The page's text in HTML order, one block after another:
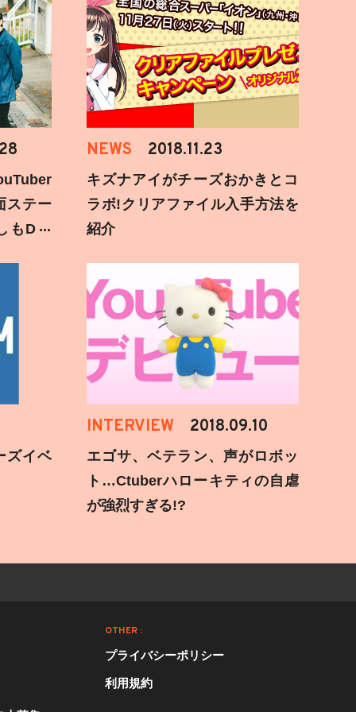
ステー
もD遅
NEWS 2018.11.23
キズナアイがチーズおかきとコ
ラボ!クリアファイル入手方法を
紹介
ズイベ
INTERVIEW 2018.09.10
エゴサ、ベテラン、声がロボッ
ト…Ctuberハローキティの自虐
が強烈すぎる!?
OTHER :
プライバシーポリシー
利用規約